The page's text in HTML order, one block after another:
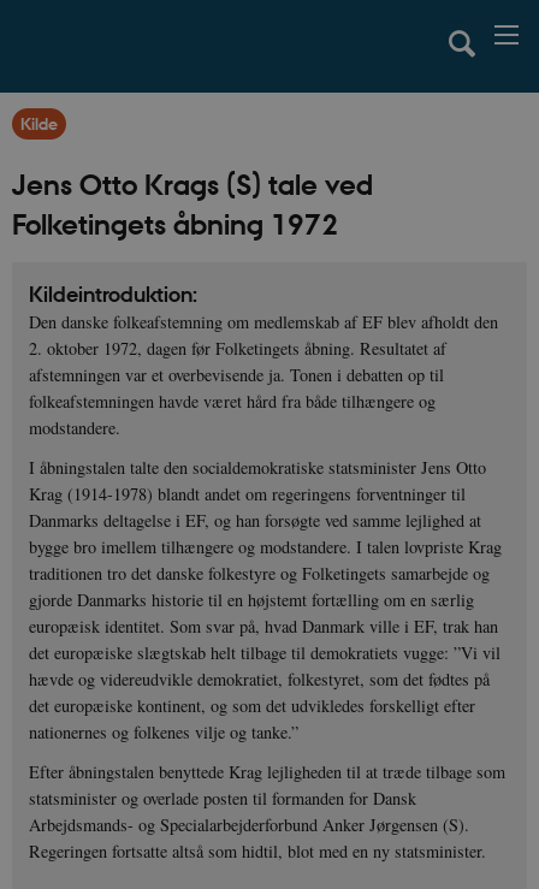
Kilde
Jens Otto Krags (S) tale ved
Folketingets åbning 1972
Kildeintroduktion:
Den danske folkeafstemning om medlemskab af EF blev afholdt den
2. oktober 1972, dagen før Folketingets åbning. Resultatet af
afstemningen var et overbevisende ja. Tonen i debatten op til
folkeafstemningen havde været hård fra både tilhængere og
modstandere.
I åbningstalen talte den socialdemokratiske statsminister Jens Otto
Krag (1914-1978) blandt andet om regeringens forventninger til
Danmarks deltagelse i EF, og han forsøgte ved samme lejlighed at
bygge bro imellem tilhængere og modstandere. I talen lovpriste Krag
traditionen tro det danske folkestyre og Folketingets samarbejde og
gjorde Danmarks historie til en højstemt fortælling om en særlig
europæisk identitet. Som svar på, hvad Danmark ville i EF, trak han
det europæiske slægtskab helt tilbage til demokratiets vugge: ”Vi vil
hævde og videreudvikle demokratiet, folkestyret, som det fødtes på
det europæiske kontinent, og som det udvikledes forskelligt efter
nationernes og folkenes vilje og tanke.”
Efter åbningstalen benyttede Krag lejligheden til at træde tilbage som
statsminister og overlade posten til formanden for Dansk
Arbejdsmands- og Specialarbejderforbund Anker Jørgensen (S).
Regeringen fortsatte altså som hidtil, blot med en ny statsminister.